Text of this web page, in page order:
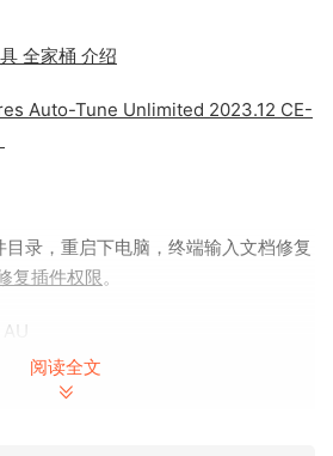
全家桶 介绍
Auto-Tune Unlimited 2023.12 CE-
录，重启下电脑，终端输入文档修复
复插件权限。
高级实时音高修正功能是一样的，只
阅读全文